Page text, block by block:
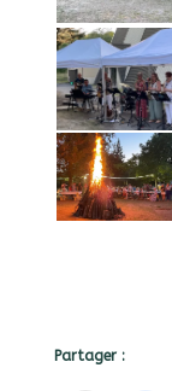
Partager :